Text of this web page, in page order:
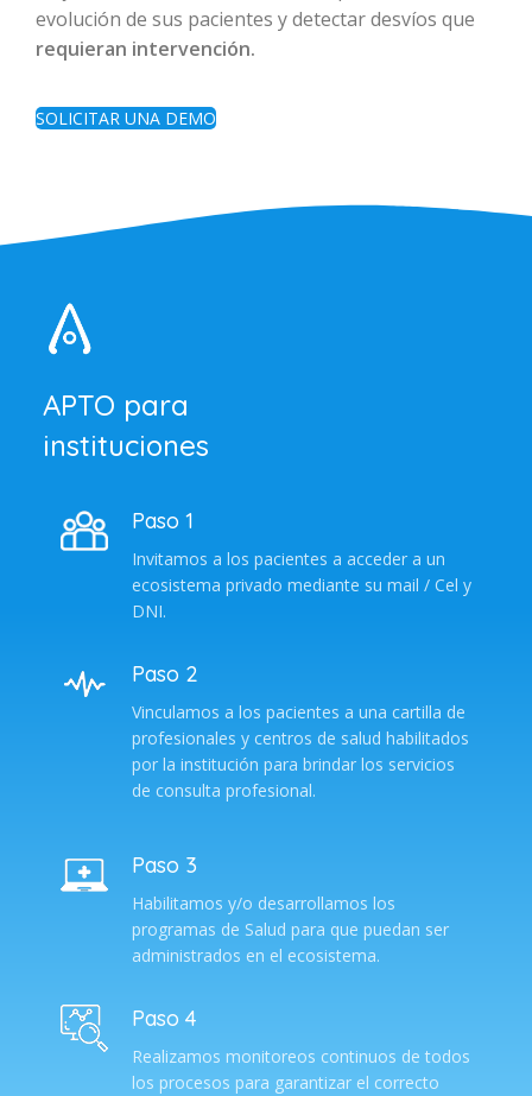
evolución de sus pacientes y detectar desvíos que
requieran intervención.
SOLICITAR UNA DEMO
APTO para
instituciones
Paso 1
Invitamos a los pacientes a acceder a un
ecosistema privado mediante su mail / Cel y
DNI.
Paso 2
Vinculamos a los pacientes a una cartilla de
profesionales y centros de salud habilitados
por la institución para brindar los servicios
de consulta profesional.
Paso 3
Habilitamos y/o desarrollamos los
programas de Salud para que puedan ser
administrados en el ecosistema.
Paso 4
Realizamos monitoreos continuos de todos
los procesos para garantizar el correcto